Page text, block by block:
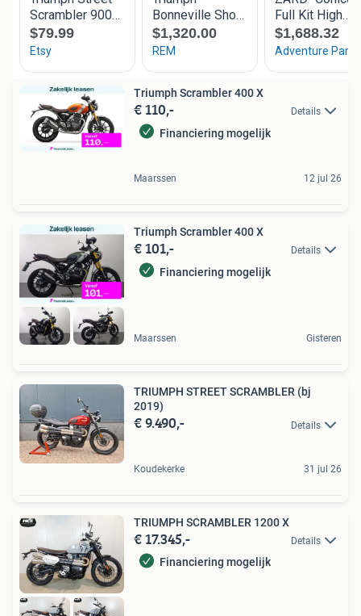
Triumph Scrambler 400 X
€ 110,- Details
Financiering mogelijk
Maarssen 12 jul 26
Triumph Scrambler 400 X
€ 101,- Details
Financiering mogelijk
Maarssen Gisteren
TRIUMPH STREET SCRAMBLER (bj
2019)
€ 9.490,- Details
Koudekerke 31 jul 26
TRIUMPH SCRAMBLER 1200 X
€ 17.345,- Details
Financiering mogelijk